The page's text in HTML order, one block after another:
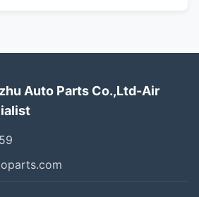
Auto Parts Co.,Ltd-Air